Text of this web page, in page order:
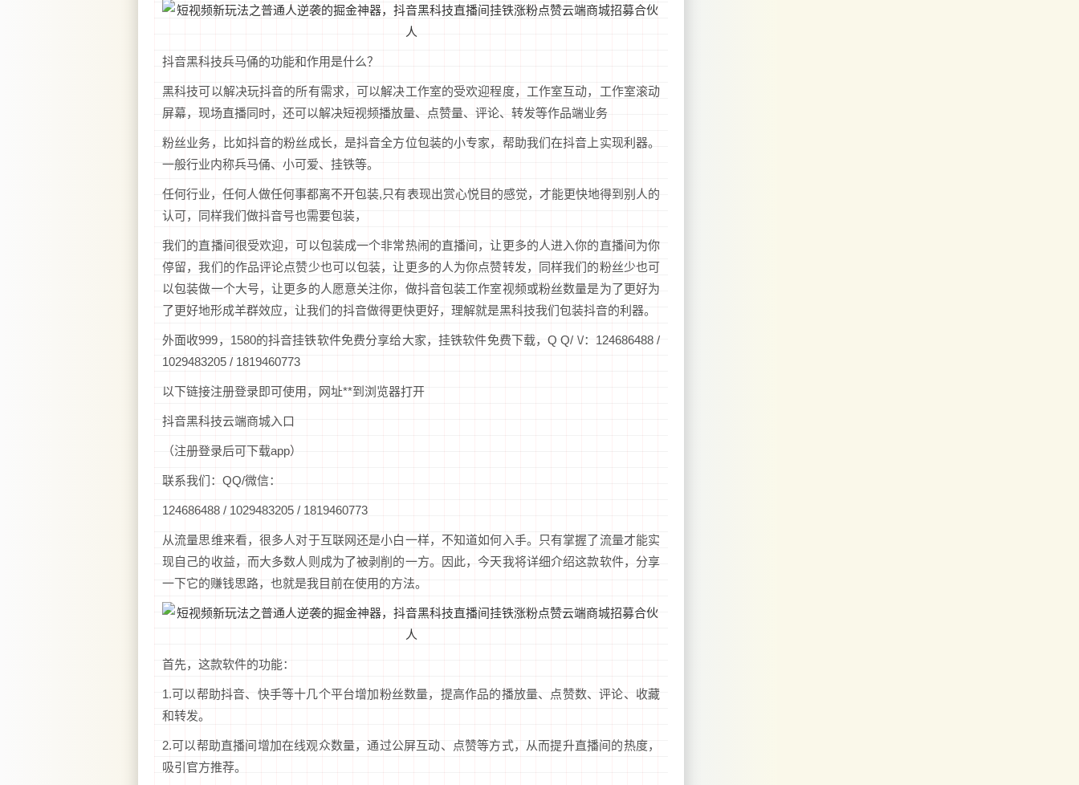
抖音黑科技兵马俑的功能和作用是什么？
黑科技可以解决玩抖音的所有需求，可以解决工作室的受欢迎程度，工作室互动，工作室滚动
屏幕，现场直播同时，还可以解决短视频播放量、点赞量、评论、转发等作品端业务
粉丝业务，比如抖音的粉丝成长，是抖音全方位包装的小专家，帮助我们在抖音上实现利器。
一般行业内称兵马俑、小可爱、挂铁等。
任何行业，任何人做任何事都离不开包装,只有表现出赏心悦目的感觉，才能更快地得到别人的
认可，同样我们做抖音号也需要包装，
我们的直播间很受欢迎，可以包装成一个非常热闹的直播间，让更多的人进入你的直播间为你
停留，我们的作品评论点赞少也可以包装，让更多的人为你点赞转发，同样我们的粉丝少也可
以包装做一个大号，让更多的人愿意关注你，做抖音包装工作室视频或粉丝数量是为了更好为
了更好地形成羊群效应，让我们的抖音做得更快更好，理解就是黑科技我们包装抖音的利器。
外面收999，1580的抖音挂铁软件免费分享给大家，挂铁软件免费下载，Q Q/ \/：124686488 /
1029483205 / 1819460773
以下链接注册登录即可使用，网址**到浏览器打开
抖音黑科技云端商城入口
（注册登录后可下载app）
联系我们：QQ/微信：
124686488 / 1029483205 / 1819460773
从流量思维来看，很多人对于互联网还是小白一样，不知道如何入手。只有掌握了流量才能实
现自己的收益，而大多数人则成为了被剥削的一方。因此，今天我将详细介绍这款软件，分享
一下它的赚钱思路，也就是我目前在使用的方法。
首先，这款软件的功能：
1.可以帮助抖音、快手等十几个平台增加粉丝数量，提高作品的播放量、点赞数、评论、收藏
和转发。
2.可以帮助直播间增加在线观众数量，通过公屏互动、点赞等方式，从而提升直播间的热度，
吸引官方推荐。